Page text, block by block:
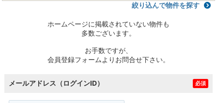
絞り込んで物件を探す
ホームページに掲載されていない物件も
多数ございます。
お手数ですが、
会員登録フォームよりお問合せ下さい。
メールアドレス（ログインID） 必須